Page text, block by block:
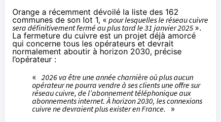
Orange a récemment dévoilé la liste des 162
communes de son lot 1, « pour lesquelles le réseau cuivre
sera définitivement fermé au plus tard le 31 janvier 2025 ».
La fermeture du cuivre est un projet déjà amorcé
qui concerne tous les opérateurs et devrait
normalement aboutir à horizon 2030, précise
l’opérateur :
« 2026 va être une année charnière où plus aucun
opérateur ne pourra vendre à ses clients une offre sur
réseau cuivre, de l’abonnement téléphonique aux
abonnements internet. À horizon 2030, les connexions
cuivre ne devraient plus exister en France. »